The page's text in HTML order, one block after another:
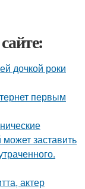
дочкой роки
первым
заставить
актер